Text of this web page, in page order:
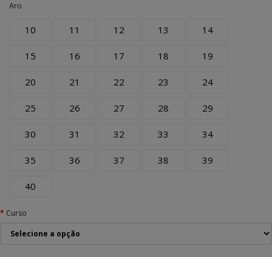
Aro
10 11 12 13 14
15 16 17 18 19
20 21 22 23 24
25 26 27 28 29
30 31 32 33 34
35 36 37 38 39
40
Curso